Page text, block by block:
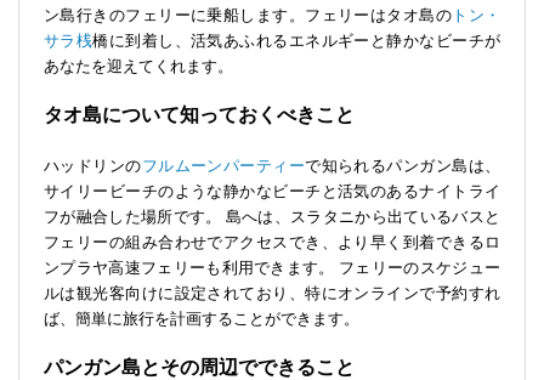
ン島行きのフェリーに乗船します。フェリーはタオ島の トン・
サラ桟橋に到着し、活気あふれるエネルギーと静かなビーチが
あなたを迎えてくれます。
タオ島について知っておくべきこと
ハッドリンのフルムーンパーティーで知られるパンガン島は、
サイリービーチのような静かなビーチと活気のあるナイトライ
フが融合した場所です。 島へは、スラタニから出ているバスと
フェリーの組み合わせでアクセスでき、より早く到着できるロ
ンプラヤ高速フェリーも利用できます。 フェリーのスケジュー
ルは観光客向けに設定されており、特にオンラインで予約すれ
ば、簡単に旅行を計画することができます。
パンガン島とその周辺でできること